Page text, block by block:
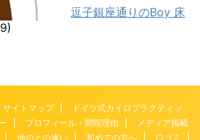
逗子銀座通りのBoy 床
サイトマップ
ドイツ式カイロプラクティッ
プロフィール・開院理由
メディア掲載
他のとの違い 初めての方へ
口コミ